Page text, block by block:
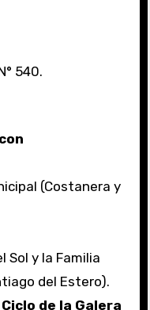
540.
(Costanera y
Sol y la Familia
del Estero).
de la Galera